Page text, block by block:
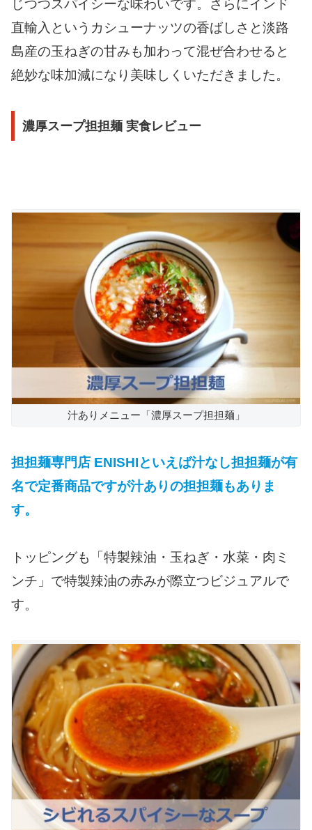
じつつスパイシーな味わいです。さらにインド
直輸入というカシューナッツの香ばしさと淡路
島産の玉ねぎの甘みも加わって混ぜ合わせると
絶妙な味加減になり美味しくいただきました。
濃厚スープ担担麺 実食レビュー
汁ありメニュー「濃厚スープ担担麺」
担担麺専門店 ENISHIといえば汁なし担担麺が有
名で定番商品ですが汁ありの担担麺もありま
す。
トッピングも「特製辣油・玉ねぎ・水菜・肉ミ
ンチ」で特製辣油の赤みが際立つビジュアルで
す。